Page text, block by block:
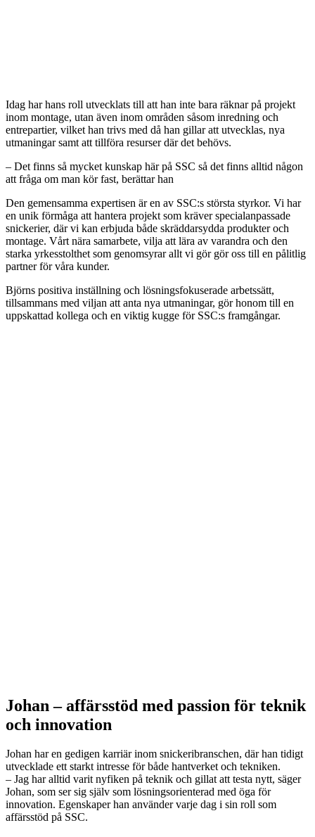
Idag har hans roll utvecklats till att han inte bara räknar på projekt
inom montage, utan även inom områden såsom inredning och
entrepartier, vilket han trivs med då han gillar att utvecklas, nya
utmaningar samt att tillföra resurser där det behövs.
– Det finns så mycket kunskap här på SSC så det finns alltid någon
att fråga om man kör fast, berättar han
Den gemensamma expertisen är en av SSC:s största styrkor. Vi har
en unik förmåga att hantera projekt som kräver specialanpassade
snickerier, där vi kan erbjuda både skräddarsydda produkter och
montage. Vårt nära samarbete, vilja att lära av varandra och den
starka yrkesstolthet som genomsyrar allt vi gör gör oss till en pålitlig
partner för våra kunder.
Björns positiva inställning och lösningsfokuserade arbetssätt,
tillsammans med viljan att anta nya utmaningar, gör honom till en
uppskattad kollega och en viktig kugge för SSC:s framgångar.
Johan – affärsstöd med passion för teknik
och innovation
Johan har en gedigen karriär inom snickeribranschen, där han tidigt
utvecklade ett starkt intresse för både hantverket och tekniken.
– Jag har alltid varit nyfiken på teknik och gillat att testa nytt, säger
Johan, som ser sig själv som lösningsorienterad med öga för
innovation. Egenskaper han använder varje dag i sin roll som
affärsstöd på SSC.